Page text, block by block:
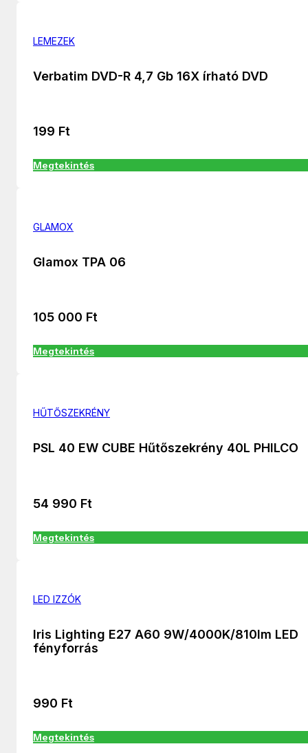
LEMEZEK
Verbatim DVD-R 4,7 Gb 16X írható DVD
199 Ft
Megtekintés
GLAMOX
Glamox TPA 06
105 000 Ft
Megtekintés
HŰTŐSZEKRÉNY
PSL 40 EW CUBE Hűtőszekrény 40L PHILCO
54 990 Ft
Megtekintés
LED IZZÓK
Iris Lighting E27 A60 9W/4000K/810lm LED
fényforrás
990 Ft
Megtekintés